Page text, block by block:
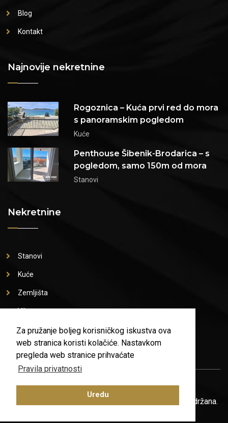
Za pružanje boljeg korisničkog iskustva ova
web stranica koristi kolačiće. Nastavkom
pregleda web stranice prihvaćate
Pravila privatnosti
Uredu
Blog
Kontakt
Najnovije nekretnine
Rogoznica – Kuća prvi red do mora
s panoramskim pogledom
Kuće
Penthouse Šibenik-Brodarica – s
pogledom, samo 150m od mora
Stanovi
Nekretnine
Stanovi
Kuće
Zemljišta
Vile
Poslovni prostori
© Copyright 2026 New Home Agency. Sva prava pridržana.